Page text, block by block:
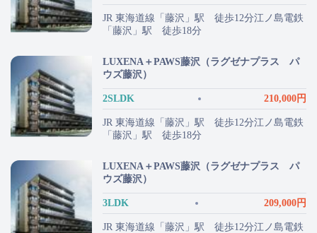
JR 東海道線「藤沢」駅 徒歩12分江ノ島電鉄
「藤沢」駅 徒歩18分
LUXENA＋PAWS藤沢（ラグゼナプラス パ
ウズ藤沢）
2SLDK 210,000円
JR 東海道線「藤沢」駅 徒歩12分江ノ島電鉄
「藤沢」駅 徒歩18分
LUXENA＋PAWS藤沢（ラグゼナプラス パ
ウズ藤沢）
3LDK 209,000円
JR 東海道線「藤沢」駅 徒歩12分江ノ島電鉄